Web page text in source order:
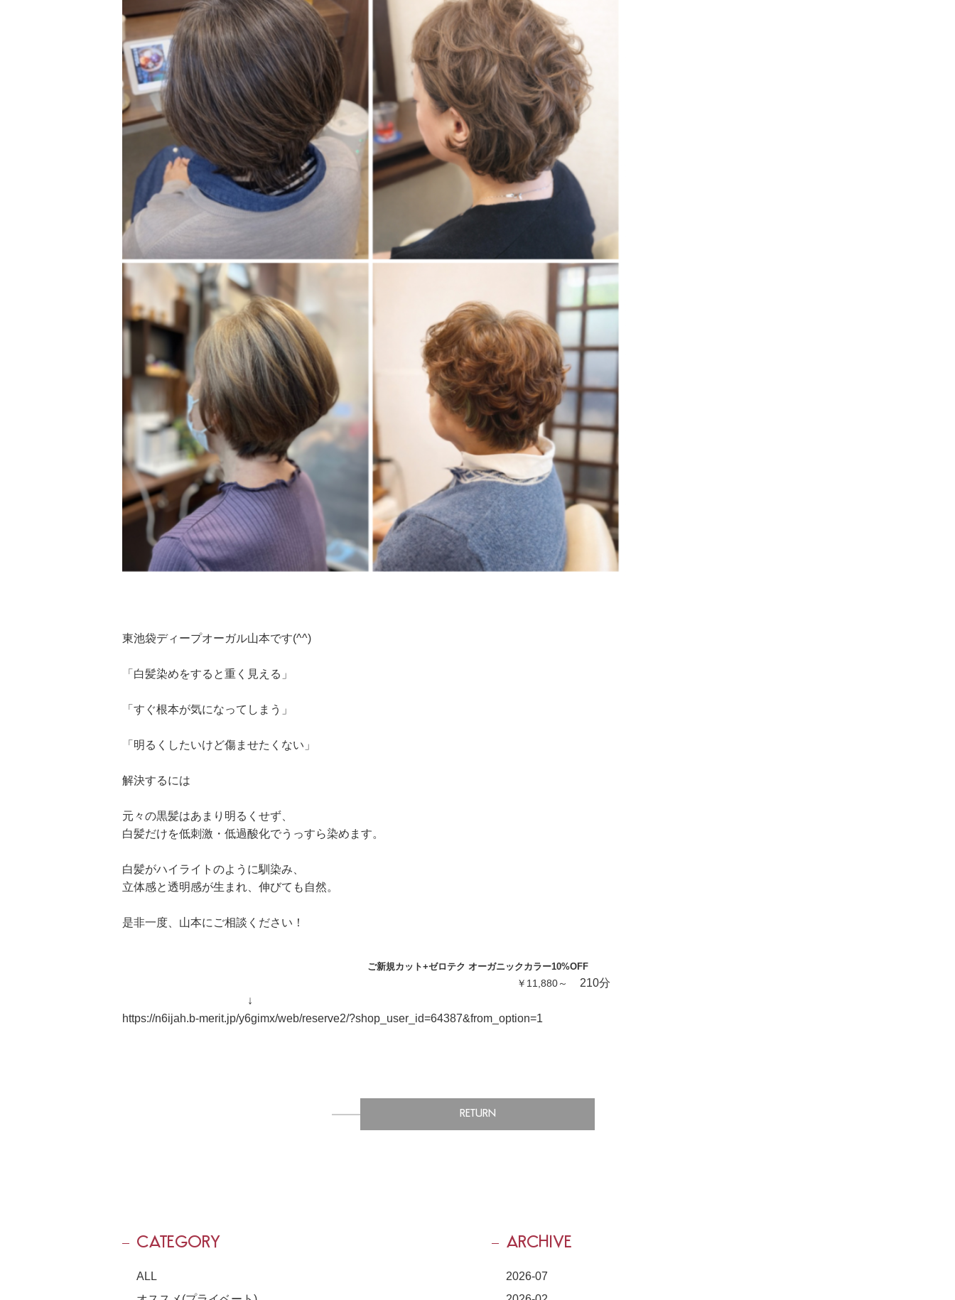
東池袋ディープオーガル山本です(^^)
「白髪染めをすると重く見える」
「すぐ根本が気になってしまう」
「明るくしたいけど傷ませたくない」
解決するには
元々の黒髪はあまり明るくせず、
白髪だけを低刺激・低過酸化でうっすら染めます。
白髪がハイライトのように馴染み、
立体感と透明感が生まれ、伸びても自然。
是非一度、山本にご相談ください！
ご新規カット+ゼロテク オーガニックカラー10%OFF
￥11,880～
210分
↓
https://n6ijah.b-merit.jp/y6gimx/web/reserve2/?shop_user_id=64387&from_option=1
RETURN
CATEGORY
ALL
ARCHIVE
2026-07